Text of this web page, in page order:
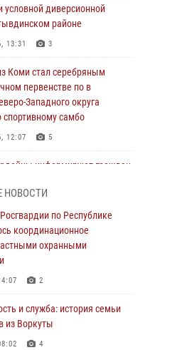
условной диверсионной
районе
13:31 3
Коми стал серебряным
первенстве по в
Западного округа
спортивному самбо
12:07 5
информируют граждан
и продолжают изымать
06:17
районе местный житель
для добровольной
обязанности
НОВОСТИ
по Республике
координационное
охранными
2
и служба: история семьи
из Воркуты
4